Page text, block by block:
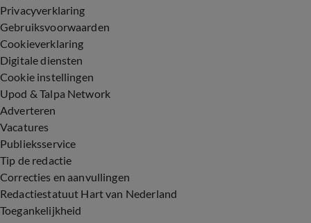
Privacyverklaring
Gebruiksvoorwaarden
Cookieverklaring
Digitale diensten
Cookie instellingen
Upod & Talpa Network
Adverteren
Vacatures
Publieksservice
Tip de redactie
Correcties en aanvullingen
Redactiestatuut Hart van Nederland
Toegankelijkheid